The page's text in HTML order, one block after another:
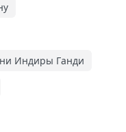
Индиры Ганди